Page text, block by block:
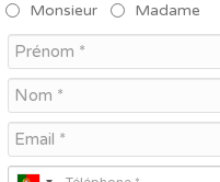
Monsieur Madame